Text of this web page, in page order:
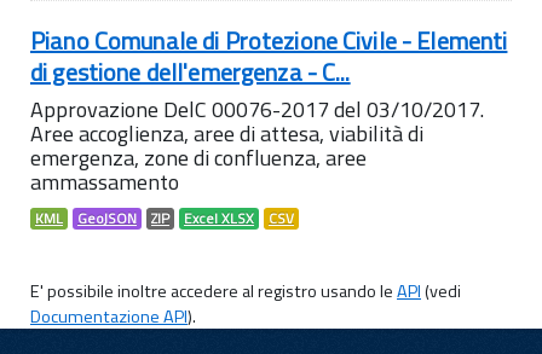
Piano Comunale di Protezione Civile - Elementi
di gestione dell'emergenza - C...
Approvazione DelC 00076-2017 del 03/10/2017.
Aree accoglienza, aree di attesa, viabilità di
emergenza, zone di confluenza, aree
ammassamento
KML GeoJSON ZIP Excel XLSX CSV
E' possibile inoltre accedere al registro usando leAPI(vedi
Documentazione API).